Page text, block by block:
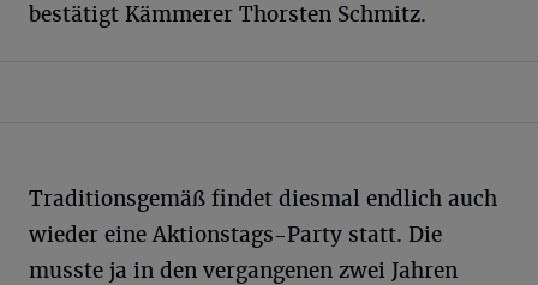
bestätigt Kämmerer Thorsten Schmitz.
Traditionsgemäß findet diesmal endlich auch
wieder eine Aktionstags-Party statt. Die
musste ja in den vergangenen zwei Jahren